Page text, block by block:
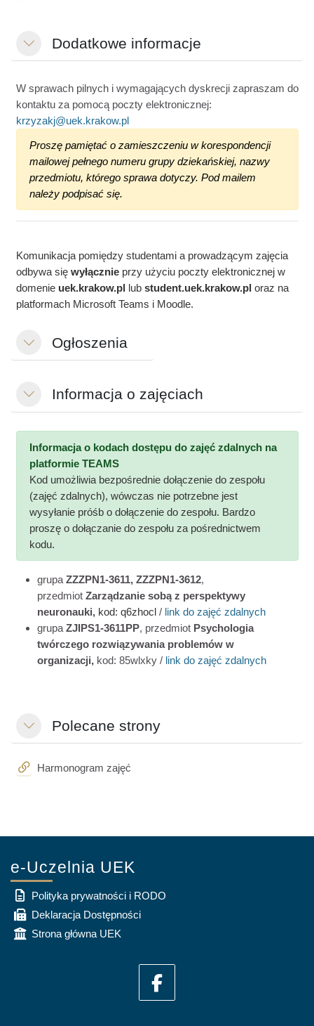
СвернутьDodatkowe informacje
W sprawach pilnych i wymagających dyskrecji zapraszam do
kontaktu za pomocą poczty elektronicznej:
krzyzakj@uek.krakow.pl
Proszę pamiętać o zamieszczeniu w korespondencji
mailowej pełnego numeru grupy dziekańskiej, nazwy
przedmiotu, którego sprawa dotyczy. Pod mailem
należy podpisać się.
Komunikacja pomiędzy studentami a prowadzącym zajęcia
odbywa się wyłącznieprzy użyciu poczty elektronicznej w
domenie uek.krakow.pl lub student.uek.krakow.pl oraz na
platformach Microsoft Teams i Moodle.
СвернутьOgłoszenia
СвернутьInformacja o zajęciach
Informacja o kodach dostępu do zajęć zdalnych na
platformie TEAMS
Kod umożliwia bezpośrednie dołączenie do zespołu
(zajęć zdalnych), wówczas nie potrzebne jest
wysyłanie próśb o dołączenie do zespołu. Bardzo
proszę o dołączanie do zespołu za pośrednictwem
kodu.
grupa ZZZPN1-3611, ZZZPN1-3612,
przedmiot Zarządzanie sobą z perspektywy
neuronauki, kod: q6zhocl/ link do zajęć zdalnych
grupa ZJIPS1-3611PP, przedmiot Psychologia
twórczego rozwiązywania problemów w
organizacji, kod: 85wlxky/ link do zajęć zdalnych
СвернутьPolecane strony
Harmonogram zajęćГиперссылка
e-Uczelnia UEK
Polityka prywatności i RODO
Deklaracja Dostępności
Strona główna UEK